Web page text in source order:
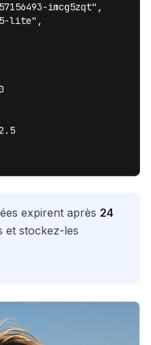
imcg5zqt",
lite",
expirent après 24
et stockez-les